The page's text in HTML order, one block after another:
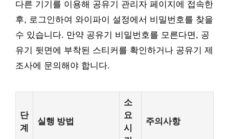
다른 기기를 이용해 공유기 관리자 페이지에 접속한
후, 로그인하여 와이파이 설정에서 비밀번호를 찾을
수 있습니다. 만약 공유기 비밀번호를 모른다면, 공
유기 뒷면에 부착된 스티커를 확인하거나 공유기 제
조사에 문의해야 합니다.
단
계
실행 방법
소
요
시
주의사항